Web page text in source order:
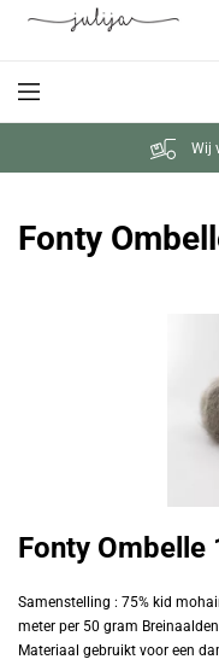
Wij
Fonty
Fonty Ombelle
Samenstelling : 75% kid
meter per 50 gram
Materiaal gebruikt voor een